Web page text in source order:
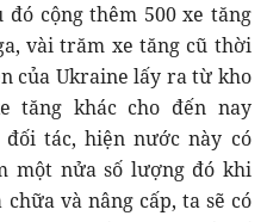
cộng thêm 500 xe tăng
vài trăm xe tăng cũ thời
của Ukraine lấy ra từ kho
khác cho đến nay
tác, hiện nước này có
một nửa số lượng đó khi
và nâng cấp, ta sẽ có